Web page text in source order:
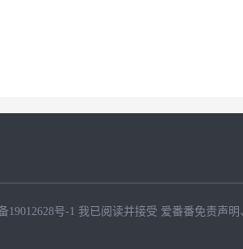
19012628号-1 我已阅读并接受 爱番番免责声明